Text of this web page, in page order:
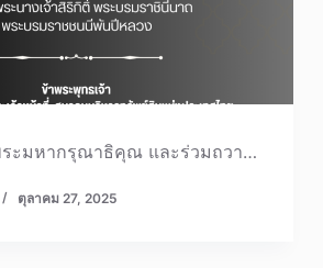
ะมหากรุณาธิคุณ และร่วมถวา…
ตุลาคม 27, 2025